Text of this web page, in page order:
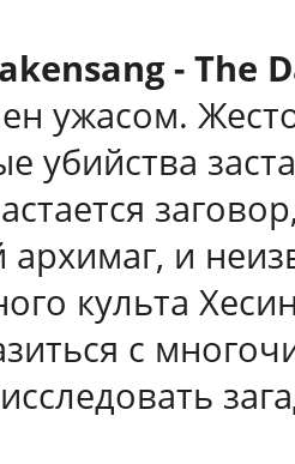
- The
ужасом.
убийства
архимаг, и
культа
с